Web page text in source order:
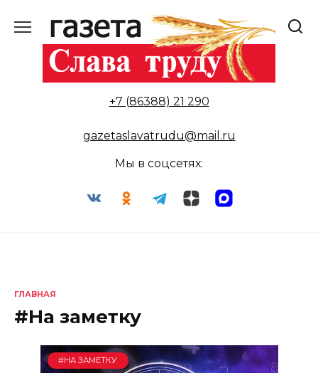
содержанию
+7 (86388) 21 290
gazetaslavatrudu@mail.ru
Мы в соцсетях:
ГЛАВНАЯ
#На заметку
#НА ЗАМЕТКУ